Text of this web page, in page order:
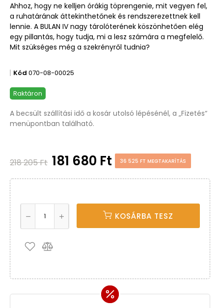
Ahhoz, hogy ne kelljen órákig töprengenie, mit vegyen fel,
a ruhatárának áttekinthetőnek és rendszerezettnek kell
lennie. A BULAN IV nagy tárolóterének köszönhetően elég
egy pillantás, hogy tudja, mi a lesz számára a megfelelő.
Mit szükséges még a szekrényről tudnia?
Kód 070-08-00025
Raktáron
A becsült szállítási idő a kosár utolsó lépésénél, a „Fizetés“
menüpontban található.
218 205 Ft 181 680 Ft 36 525 FT MEGTAKARÍTÁS
KOSÁRBA TESZ